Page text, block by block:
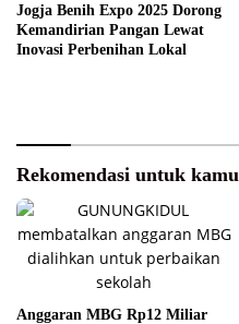
Jogja Benih Expo 2025 Dorong
Kemandirian Pangan Lewat
Inovasi Perbenihan Lokal
Rekomendasi untuk kamu
Anggaran MBG Rp12 Miliar